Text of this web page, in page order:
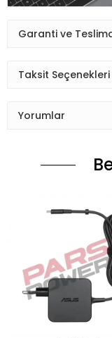
Garanti ve
Taksit Seçenekleri
Yorumlar